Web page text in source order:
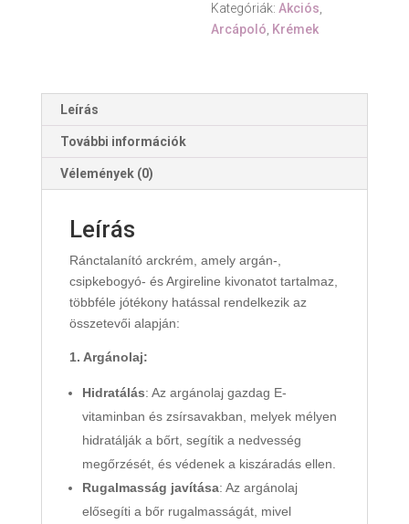
ml
mennyiség
Kategóriák: Akciós
Arcápoló Krémek
Leírás
További információk
Vélemények (0)
Leírás
Ránctalanító arckrém, amely argán-,
csipkebogyó- és Argireline kivonatot tartalmaz,
többféle jótékony hatással rendelkezik az
összetevői alapján:
1. Argánolaj:
Hidratálás: Az argánolaj gazdag E-
vitaminban és zsírsavakban, melyek mélyen
hidratálják a bőrt, segítik a nedvesség
megőrzését, és védenek a kiszáradás ellen.
Rugalmasság javítása: Az argánolaj
elősegíti a bőr rugalmasságát, mivel